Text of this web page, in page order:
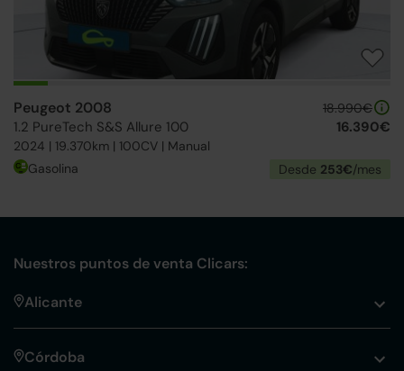
Peugeot 2008
1.2 PureTech S&S Allure 100
2024 | 19.370km | 100CV | Manual
18.990€
16.390€
Gasolina Desde 253€/mes
Nuestros puntos de venta Clicars:
Alicante
Córdoba